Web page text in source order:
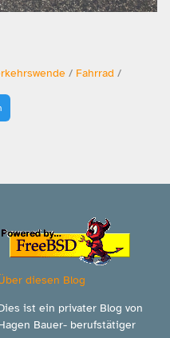
/ Fahrrad /
diesen Blog
ist ein privater Blog von
Bauer- berufstätiger